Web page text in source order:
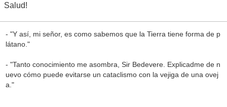
Salud!
- "Y así, mi señor, es como sabemos que la Tierra tiene forma de p
látano."
- "Tanto conocimiento me asombra, Sir Bedevere. Explicadme de n
uevo cómo puede evitarse un cataclismo con la vejiga de una ovej
a."